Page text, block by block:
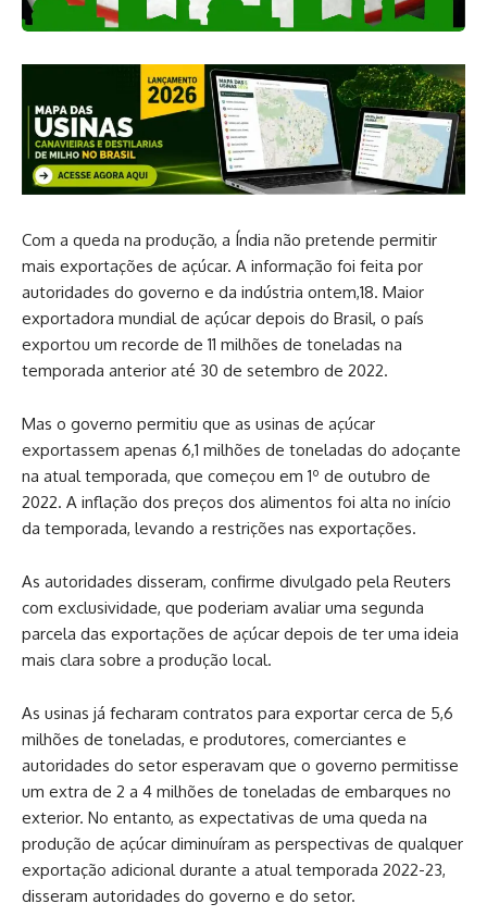
Com a queda na produção, a Índia não pretende permitir
mais exportações de açúcar. A informação foi feita por
autoridades do governo e da indústria ontem,18. Maior
exportadora mundial de açúcar depois do Brasil, o país
exportou um recorde de 11 milhões de toneladas na
temporada anterior até 30 de setembro de 2022.
Mas o governo permitiu que as usinas de açúcar
exportassem apenas 6,1 milhões de toneladas do adoçante
na atual temporada, que começou em 1º de outubro de
2022. A inflação dos preços dos alimentos foi alta no início
da temporada, levando a restrições nas exportações.
As autoridades disseram, confirme divulgado pela Reuters
com exclusividade, que poderiam avaliar uma segunda
parcela das exportações de açúcar depois de ter uma ideia
mais clara sobre a produção local.
As usinas já fecharam contratos para exportar cerca de 5,6
milhões de toneladas, e produtores, comerciantes e
autoridades do setor esperavam que o governo permitisse
um extra de 2 a 4 milhões de toneladas de embarques no
exterior. No entanto, as expectativas de uma queda na
produção de açúcar diminuíram as perspectivas de qualquer
exportação adicional durante a atual temporada 2022-23,
disseram autoridades do governo e do setor.